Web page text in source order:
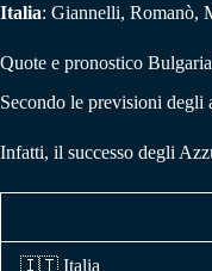
Italia: Giannelli, Romanò,
Quote e pronostico
Secondo le previsioni degli
Infatti, il successo degli
🇮🇹 Italia